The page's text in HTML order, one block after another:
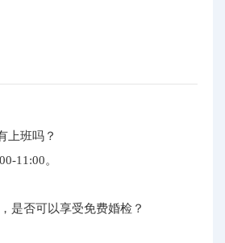
班吗？
11:00。
否可以享受免费婚检？